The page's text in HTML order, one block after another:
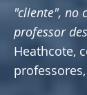
"cliente", no
professor
Heathcote,